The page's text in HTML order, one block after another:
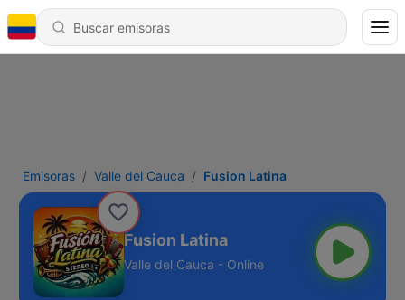
Emisoras Valle del Cauca Fusion Latina
Fusion Latina
Valle del Cauca - Online